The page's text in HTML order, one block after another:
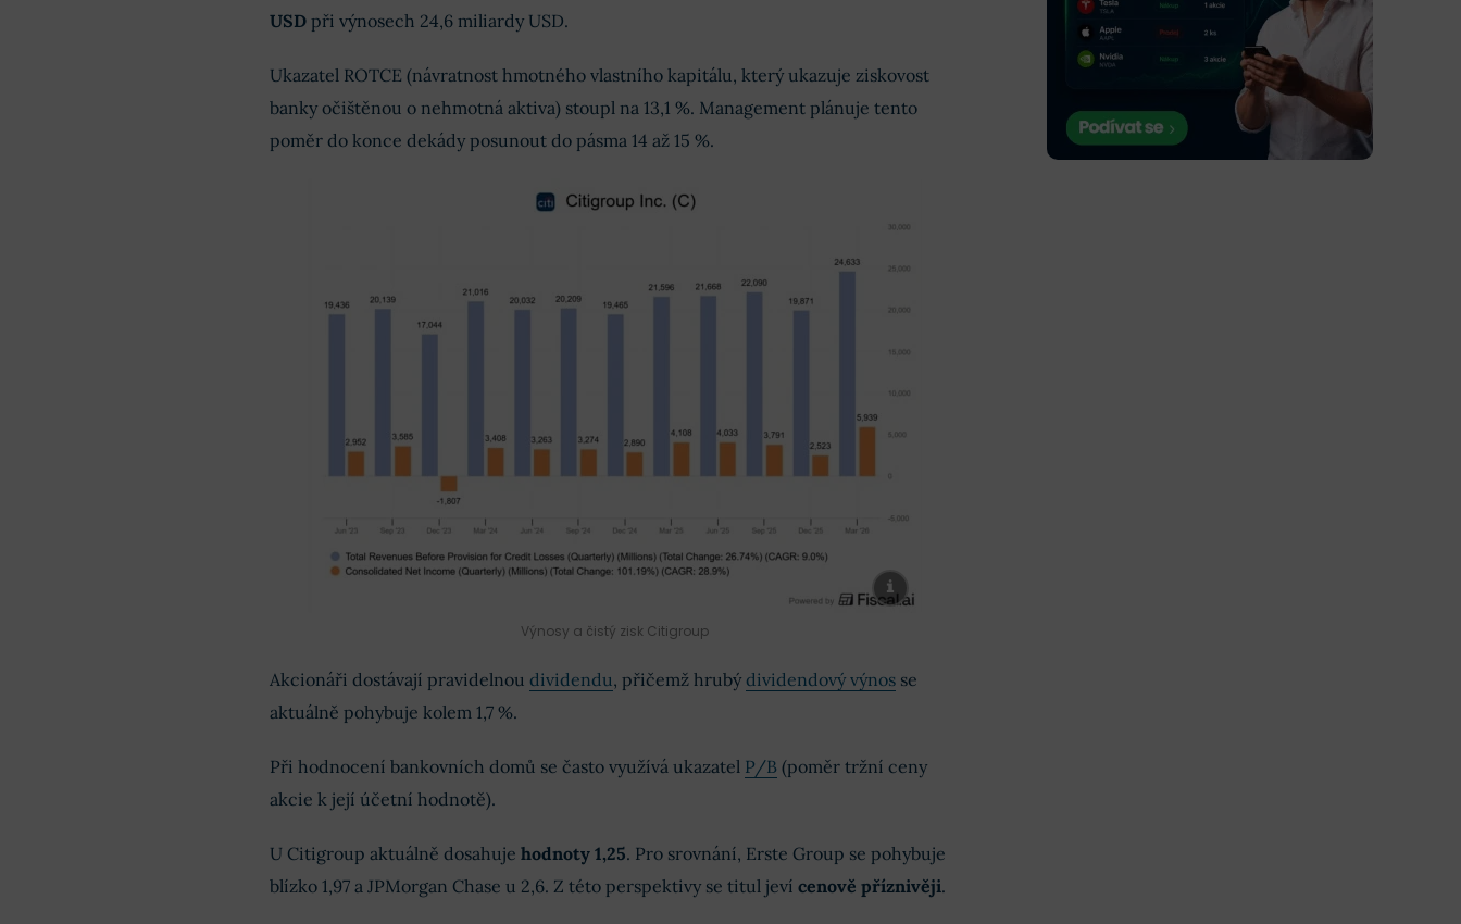
USDpři výnosech 24,6 miliardy USD.
Ukazatel ROTCE (návratnost hmotného vlastního kapitálu, který ukazuje ziskovost
banky očištěnou o nehmotná aktiva) stoupl na 13,1 %. Management plánuje tento
poměr do konce dekády posunout do pásma 14 až 15 %.
Výnosy a čistý zisk Citigroup
Akcionáři dostávají pravidelnou dividendu, přičemž hrubý dividendový výnosse
aktuálně pohybuje kolem 1,7 %.
Při hodnocení bankovních domů se často využívá ukazatel P/B (poměr tržní ceny
akcie k její účetní hodnotě).
U Citigroup aktuálně dosahuje hodnoty 1,25. Pro srovnání, Erste Group se pohybuje
blízko 1,97 a JPMorgan Chase u 2,6. Z této perspektivy se titul jeví cenově příznivěji.